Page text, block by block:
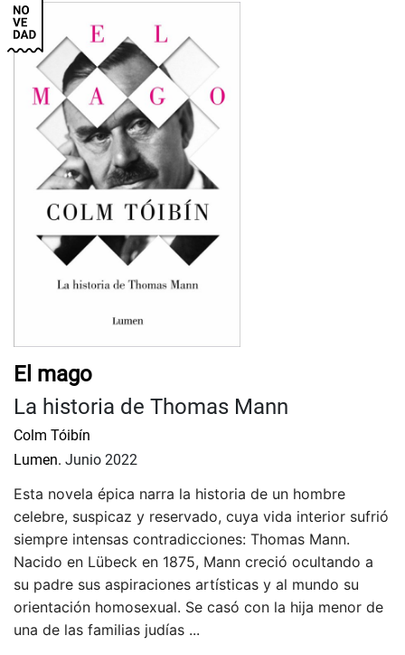
El mago
La historia de Thomas Mann
Colm Tóibín
Lumen. Junio 2022
Esta novela épica narra la historia de un hombre
celebre, suspicaz y reservado, cuya vida interior sufrió
siempre intensas contradicciones: Thomas Mann.
Nacido en Lübeck en 1875, Mann creció ocultando a
su padre sus aspiraciones artísticas y al mundo su
orientación homosexual. Se casó con la hija menor de
una de las familias judías ...